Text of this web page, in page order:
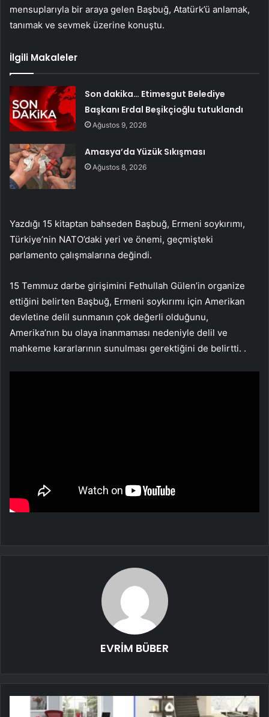
mensuplarıyla bir araya gelen Başbuğ, Atatürk’ü anlamak,
tanımak ve sevmek üzerine konuştu.
İlgili Makaleler
Son dakika… Etimesgut Belediye
Başkanı Erdal Beşikçioğlu tutuklandı
Ağustos 9, 2026
Amasya’da Yüzük Sıkışması
Ağustos 8, 2026
Yazdığı 15 kitaptan bahseden Başbuğ, Ermeni soykırımı,
Türkiye’nin NATO’daki yeri ve önemi, geçmişteki
parlamento çalışmalarına değindi.
15 Temmuz darbe girişimini Fethullah Gülen’in organize
ettiğini belirten Başbuğ, Ermeni soykırımı için Amerikan
devletine delil sunmanın çok değerli olduğunu,
Amerika’nın bu olaya inanmaması nedeniyle delil ve
mahkeme kararlarının sunulması gerektiğini de belirtti. .
EVRİM BÜBER